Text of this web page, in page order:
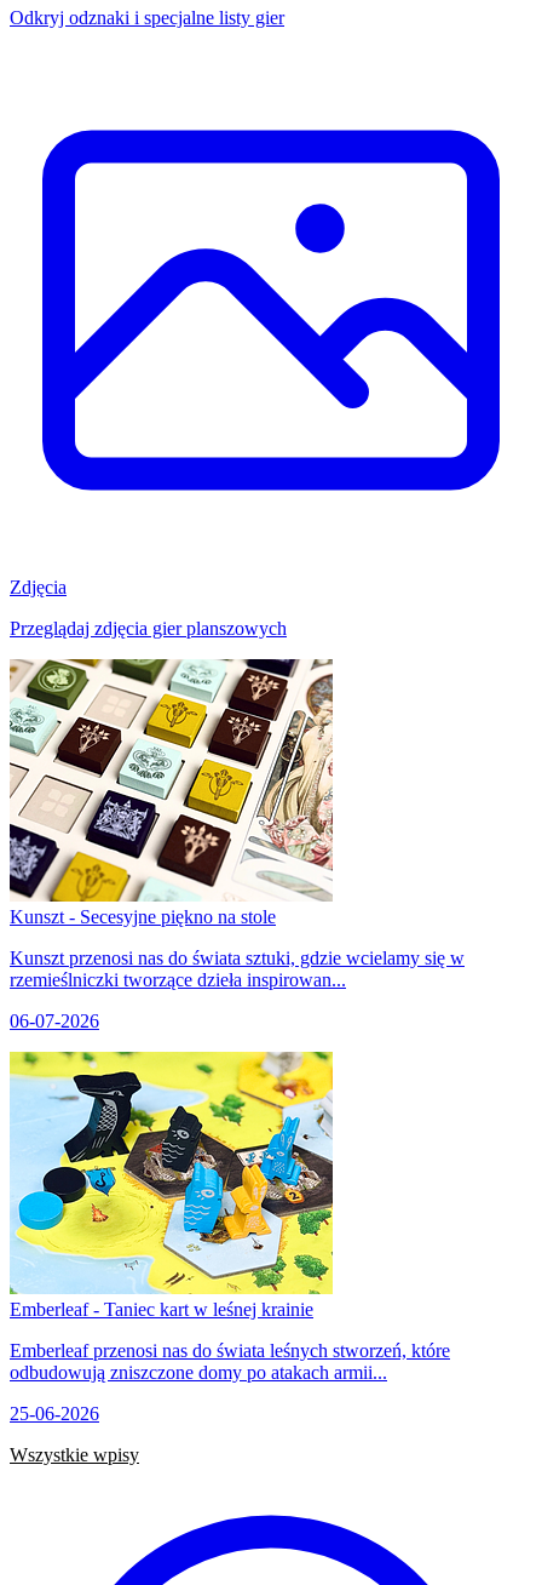
Odkryj odznaki i specjalne listy gier
Zdjęcia
Przeglądaj zdjęcia gier planszowych
Kunszt - Secesyjne piękno na stole
Kunszt przenosi nas do świata sztuki, gdzie wcielamy się w
rzemieślniczki tworzące dzieła inspirowan...
06-07-2026
Emberleaf - Taniec kart w leśnej krainie
Emberleaf przenosi nas do świata leśnych stworzeń, które
odbudowują zniszczone domy po atakach armii...
25-06-2026
Wszystkie wpisy